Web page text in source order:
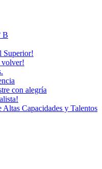
B
Superior!
volver!
con alegría
Altas Capacidades y Talentos